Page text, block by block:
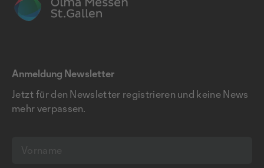
Anmeldung Newsletter
Jetzt für den Newsletter registrieren und keine News
mehr verpassen.